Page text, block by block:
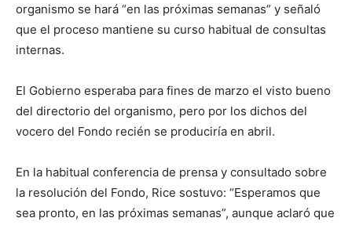
organismo se hará “en las próximas semanas” y señaló
que el proceso mantiene su curso habitual de consultas
internas.
El Gobierno esperaba para fines de marzo el visto bueno
del directorio del organismo, pero por los dichos del
vocero del Fondo recién se produciría en abril.
En la habitual conferencia de prensa y consultado sobre
la resolución del Fondo, Rice sostuvo: “Esperamos que
sea pronto, en las próximas semanas”, aunque aclaró que